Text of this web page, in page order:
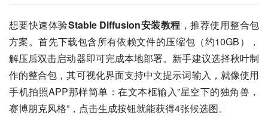
想要快速体验Stable Diffusion安装教程 ，推荐使用整合包
方案。首先下载包含所有依赖文件的压缩包（约10GB），
解压后双击启动器即可完成本地部署。新手建议选择秋叶制
作的整合包，其可视化界面支持中文提示词输入，就像使用
手机拍照APP那样简单：在文本框输入”星空下的独角兽，
赛博朋克风格”，点击生成按钮就能获得4张候选图。